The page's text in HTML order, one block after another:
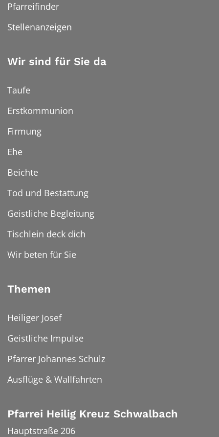
Pfarreifinder
Stellenanzeigen
Wir sind für Sie da
Taufe
Erstkommunion
Firmung
Ehe
Beichte
Tod und Bestattung
Geistliche Begleitung
Tischlein deck dich
Wir beten für Sie
Themen
Heiliger Josef
Geistliche Impulse
Pfarrer Johannes Schulz
Ausflüge & Wallfahrten
Pfarrei Heilig Kreuz Schwalbach
Hauptstraße 206